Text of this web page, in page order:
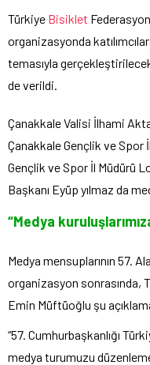
Türkiye Bisiklet
organizasyonda
temasıyla
de verildi.
Çanakkale Valisi İlhami
Çanakkale Gençlik ve Spor
Gençlik ve Spor İl Müdürü
Başkanı Eyüp yılmaz da
“Medya
Medya mensuplarının 57.
organizasyon sonrasında,
Emin Müftüoğlu şu
“57. Cumhurbaşkanlığı
medya turumuzu